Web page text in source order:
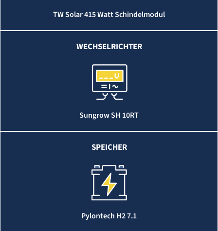
TW Solar 415 Watt Schindelmodul
WECHSELRICHTER
Sungrow SH 10RT
SPEICHER
Pylontech H2 7.1